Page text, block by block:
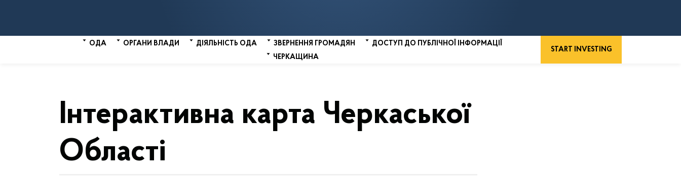
ОДА ОРГАНИ ВЛАДИ ДІЯЛЬНІСТЬ ОДА ЗВЕРНЕННЯ ГРОМАДЯН
ДОСТУП ДО ПУБЛІЧНОЇ ІНФОРМАЦІЇ
ЧЕРКАЩИНА
START INVESTING
Інтерактивна карта Черкаської
Області